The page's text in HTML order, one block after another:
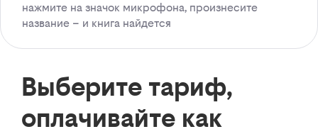
нажмите на значок микрофона, произнесите
название – и книга найдется
Выберите тариф,
оплачивайте как